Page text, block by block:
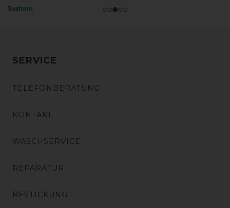
SERVICE
TELEFONBERATUNG
KONTAKT
WASCHSERVICE
REPARATUR
BESTICKUNG